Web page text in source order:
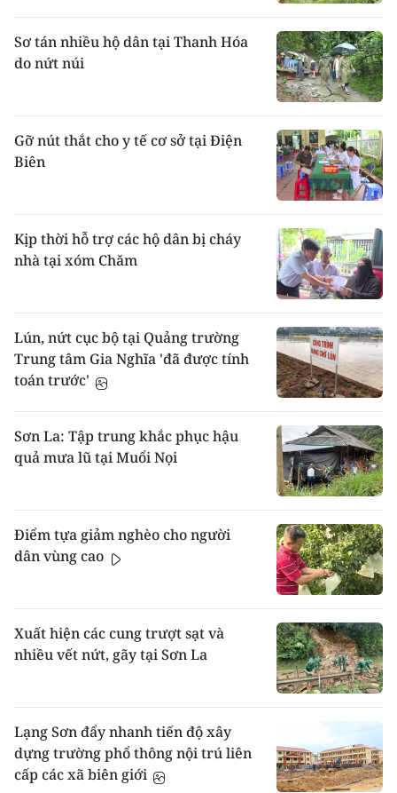
Sơ tán nhiều hộ dân tại Thanh Hóa
do nứt núi
Gỡ nút thắt cho y tế cơ sở tại Điện
Biên
Kịp thời hỗ trợ các hộ dân bị cháy
nhà tại xóm Chăm
Lún, nứt cục bộ tại Quảng trường
Trung tâm Gia Nghĩa 'đã được tính
toán trước'
Sơn La: Tập trung khắc phục hậu
quả mưa lũ tại Muổi Nọi
Điểm tựa giảm nghèo cho người
dân vùng cao
Xuất hiện các cung trượt sạt và
nhiều vết nứt, gãy tại Sơn La
Lạng Sơn đẩy nhanh tiến độ xây
dựng trường phổ thông nội trú liên
cấp các xã biên giới